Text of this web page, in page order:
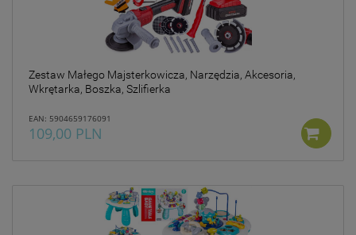
Zestaw Małego Majsterkowicza, Narzędzia, Akcesoria,
Wkrętarka, Boszka, Szlifierka
EAN: 5904659176091
109,00 PLN